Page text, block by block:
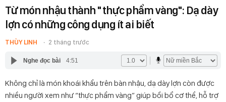
Từ món nhậu thành "thực phẩm vàng": Dạ dày
lợn có những công dụng ít ai biết
THÙY LINH 2 tháng trước
Nghe đọc bài 4:51
Không chỉ là món khoái khẩu trên bàn nhậu, dạ dày lợn còn được
nhiều người xem như “thực phẩm vàng” giúp bồi bổ cơ thể, hỗ trợ